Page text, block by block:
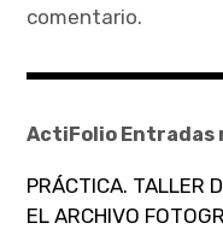
comentario.
ActiFolio Entradas
PRÁCTICA. TALLER
EL ARCHIVO